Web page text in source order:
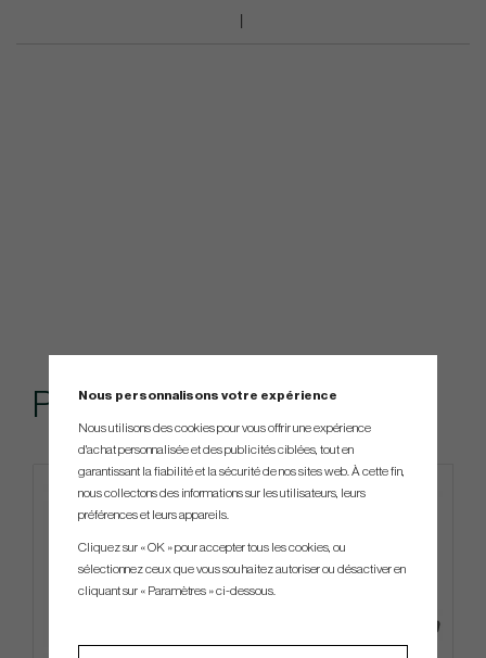
Produits similaires
IN STOCK
Nous personnalisons votre expérience
Nous utilisons des cookies pour vous offrir une expérience
d'achat personnalisée et des publicités ciblées, tout en
garantissant la fiabilité et la sécurité de nos sites web. À cette fin,
nous collectons des informations sur les utilisateurs, leurs
préférences et leurs appareils.
Cliquez sur « OK » pour accepter tous les cookies, ou
sélectionnez ceux que vous souhaitez autoriser ou désactiver en
cliquant sur « Paramètres » ci-dessous.